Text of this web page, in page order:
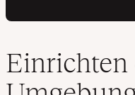
Einrichten